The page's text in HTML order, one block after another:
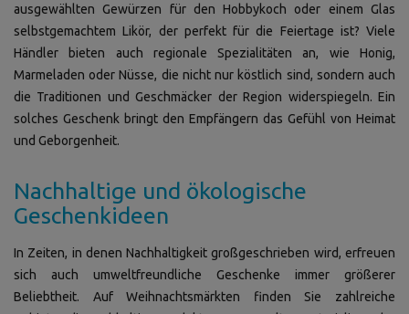
ausgewählten Gewürzen für den Hobbykoch oder einem Glas
selbstgemachtem Likör, der perfekt für die Feiertage ist? Viele
Händler bieten auch regionale Spezialitäten an, wie Honig,
Marmeladen oder Nüsse, die nicht nur köstlich sind, sondern auch
die Traditionen und Geschmäcker der Region widerspiegeln. Ein
solches Geschenk bringt den Empfängern das Gefühl von Heimat
und Geborgenheit.
Nachhaltige und ökologische
Geschenkideen
In Zeiten, in denen Nachhaltigkeit großgeschrieben wird, erfreuen
sich auch umweltfreundliche Geschenke immer größerer
Beliebtheit. Auf Weihnachtsmärkten finden Sie zahlreiche